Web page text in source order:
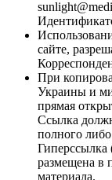
сайте,
При
Украины и
прямая
Ссылка
полного
Гиперссылка
размещена в
материала.